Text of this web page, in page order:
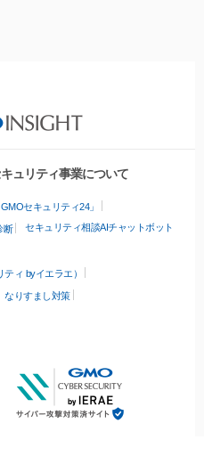
ュリティ事業について
セキュリティ24」
断 セキュリティ相談AIチャットボット
ィ byイエラエ）
なりすまし対策